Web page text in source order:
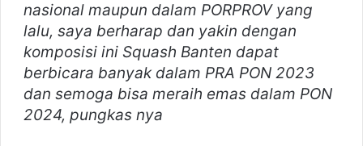
nasional maupun dalam PORPROV yang
lalu, saya berharap dan yakin dengan
komposisi ini Squash Banten dapat
berbicara banyak dalam PRA PON 2023
dan semoga bisa meraih emas dalam PON
2024, pungkas nya